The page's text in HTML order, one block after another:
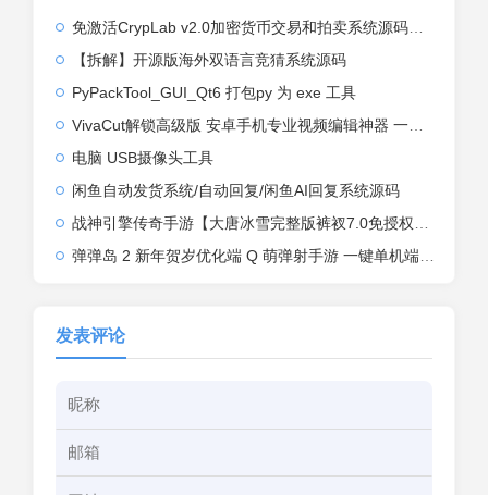
免激活CrypLab v2.0加密货币交易和拍卖系统源码，前台新增中文后台全部汉化
【拆解】开源版海外双语言竞猜系统源码
PyPackTool_GUI_Qt6 打包py 为 exe 工具
VivaCut解锁高级版 安卓手机专业视频编辑神器 一键式AI加持
电脑 USB摄像头工具
闲鱼自动发货系统/自动回复/闲鱼AI回复系统源码
战神引擎传奇手游【大唐冰雪完整版裤衩7.0免授权】2026整理特色服务端+寒冬之城+万象古城+天威大陆+大唐盛世【站长亲测】
弹弹岛 2 新年贺岁优化端 Q 萌弹射手游 一键单机端 + Linux 手工端 + GM 后台 + 安卓 iOS 双端带教程
发表评论